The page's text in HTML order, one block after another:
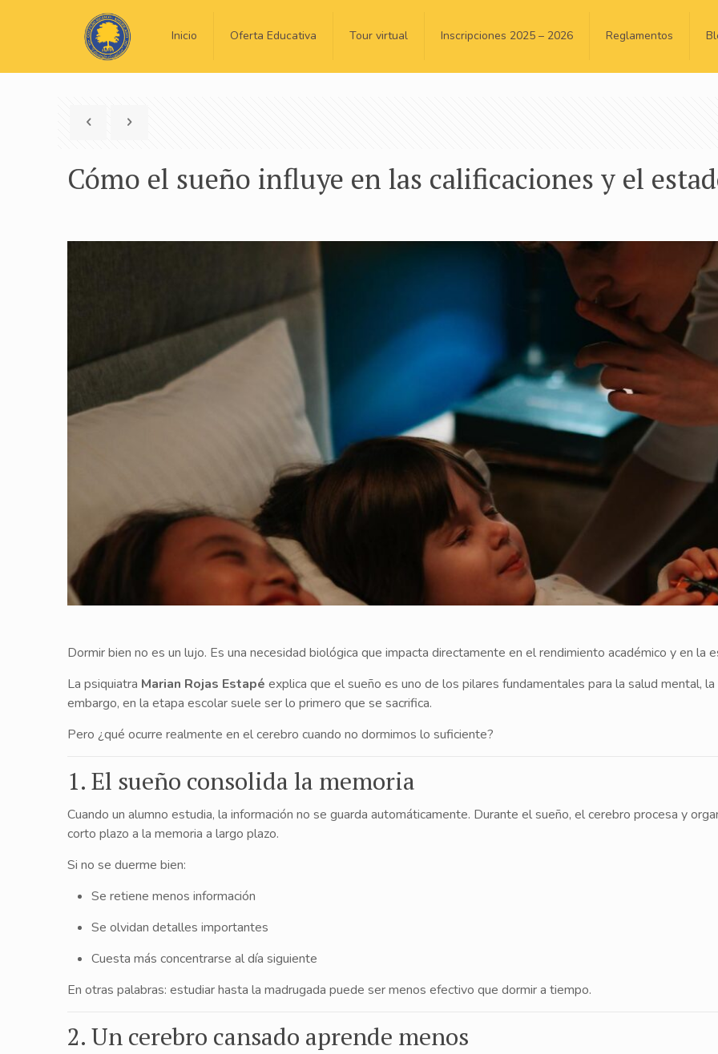
Inicio Oferta Educativa Tour virtual Inscripciones 2025 – 2026 Reglamentos
Cómo el sueño influye en las calificaciones y el
Dormir bien no es un lujo. Es una necesidad biológica que impacta directamente en el rendimiento académico y en la
La psiquiatra Marian Rojas Estapé explica que el sueño es uno de los pilares fundamentales para la salud mental,
embargo, en la etapa escolar suele ser lo primero que se sacrifica.
Pero ¿qué ocurre realmente en el cerebro cuando no dormimos lo suficiente?
1. El sueño consolida la memoria
Cuando un alumno estudia, la información no se guarda automáticamente. Durante el sueño, el cerebro procesa y
corto plazo a la memoria a largo plazo.
Si no se duerme bien:
Se retiene menos información
Se olvidan detalles importantes
Cuesta más concentrarse al día siguiente
En otras palabras: estudiar hasta la madrugada puede ser menos efectivo que dormir a tiempo.
2. Un cerebro cansado aprende menos